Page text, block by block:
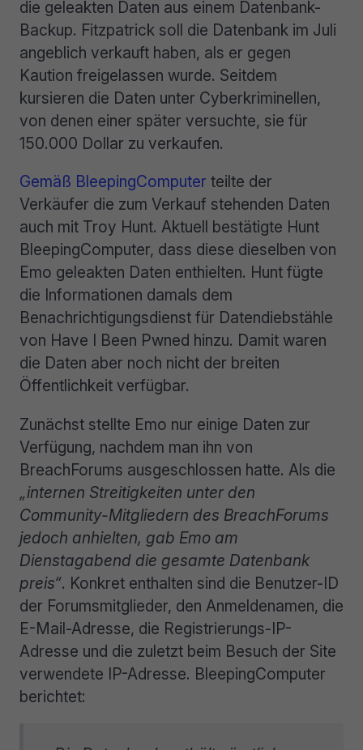
die geleakten Daten aus einem Datenbank-
Backup. Fitzpatrick soll die Datenbank im Juli
angeblich verkauft haben, als er gegen
Kaution freigelassen wurde. Seitdem
kursieren die Daten unter Cyberkriminellen,
von denen einer später versuchte, sie für
150.000 Dollar zu verkaufen.
Gemäß BleepingComputer teilte der
Verkäufer die zum Verkauf stehenden Daten
auch mit Troy Hunt. Aktuell bestätigte Hunt
BleepingComputer, dass diese dieselben von
Emo geleakten Daten enthielten. Hunt fügte
die Informationen damals dem
Benachrichtigungsdienst für Datendiebstähle
von Have I Been Pwned hinzu. Damit waren
die Daten aber noch nicht der breiten
Öffentlichkeit verfügbar.
Zunächst stellte Emo nur einige Daten zur
Verfügung, nachdem man ihn von
BreachForums ausgeschlossen hatte. Als die
„internen Streitigkeiten unter den
Community-Mitgliedern des BreachForums
jedoch anhielten, gab Emo am
Dienstagabend die gesamte Datenbank
preis“. Konkret enthalten sind die Benutzer-ID
der Forumsmitglieder, den Anmeldenamen, die
E-Mail-Adresse, die Registrierungs-IP-
Adresse und die zuletzt beim Besuch der Site
verwendete IP-Adresse. BleepingComputer
berichtet: